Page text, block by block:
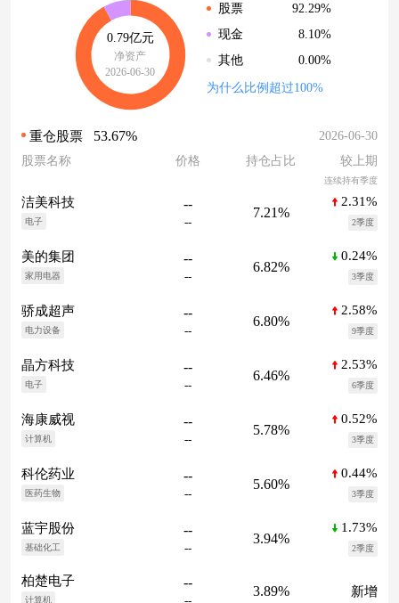
0.79亿元
净资产
2026-06-30
股票
92.29%
现金
8.10%
其他
0.00%
为什么比例超过100%
重仓股票 53.67%
2026-06-30
股票名称
价格 持仓占比 较上期
连续持有季度
洁美科技
电子
--
--
7.21%
2.31%
2季度
美的集团
家用电器
--
--
6.82%
0.24%
3季度
骄成超声
电力设备
--
--
6.80%
2.58%
9季度
晶方科技
电子
--
--
6.46%
2.53%
6季度
海康威视
计算机
--
--
5.78%
0.52%
3季度
科伦药业
医药生物
--
--
5.60%
0.44%
3季度
蓝宇股份
基础化工
--
--
3.94%
1.73%
2季度
柏楚电子
计算机
--
3.89% 新增